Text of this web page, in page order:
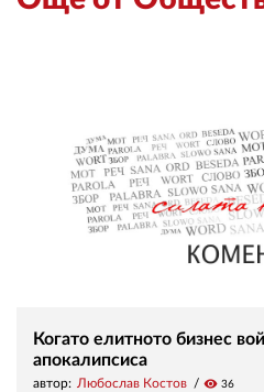
Когато елитното бизнес
апокалипсиса
автор: Любослав Костов visibility 36